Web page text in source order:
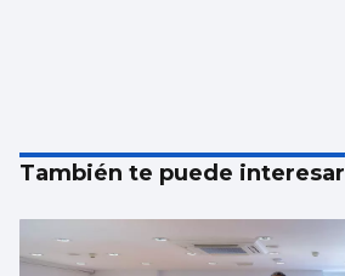
También te puede interesar